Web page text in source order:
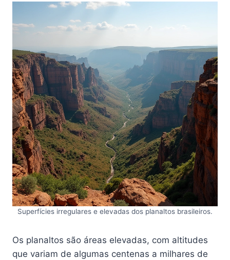
Superfícies irregulares e elevadas dos planaltos brasileiros.
Os planaltos são áreas elevadas, com altitudes
que variam de algumas centenas a milhares de